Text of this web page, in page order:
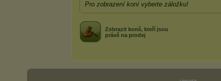
Pro zobrazení koní vyberte záložku!
Zobrazit koně, kteří jsou
právě na prodej